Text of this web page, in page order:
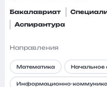
Бакалавриат
Аспирантура
Направления
Математика Начальное
Информационно-